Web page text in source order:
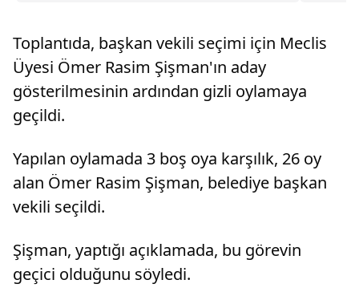
gerçekleştirilen, kentteki güvenlik...
Toplantıda, başkan vekili seçimi için Meclis
Üyesi Ömer Rasim Şişman'ın aday
gösterilmesinin ardından gizli oylamaya
geçildi.
Yapılan oylamada 3 boş oya karşılık, 26 oy
alan Ömer Rasim Şişman, belediye başkan
vekili seçildi.
Şişman, yaptığı açıklamada, bu görevin
geçici olduğunu söyledi.